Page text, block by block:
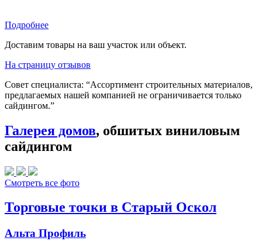
Подробнее
Доставим товары на ваш участок или объект.
На страницу отзывов
Совет специалиста: “Ассортимент строительных материалов,
предлагаемых нашей компанией не ограничивается только
сайдингом.”
Галерея домов, обшитых виниловым
сайдингом
Смотреть все фото
Торговые точки в Старый Оскол
Альта Профиль